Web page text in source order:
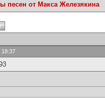
песен от Макса Железякина
18:37